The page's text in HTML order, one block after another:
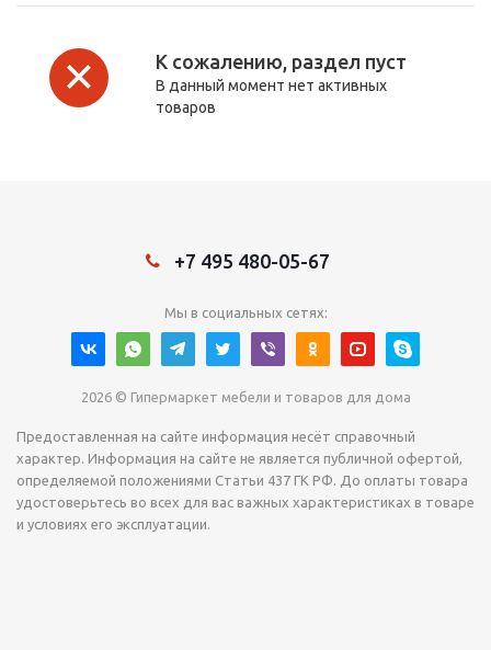
К сожалению, раздел пуст
В данный момент нет активных
товаров
+7 495 480-05-67
Мы в социальных сетях:
2026 © Гипермаркет мебели и товаров для дома
Предоставленная на сайте информация несёт справочный
характер. Информация на сайте не является публичной офертой,
определяемой положениями Статьи 437 ГК РФ. До оплаты товара
удостоверьтесь во всех для вас важных характеристиках в товаре
и условиях его эксплуатации.